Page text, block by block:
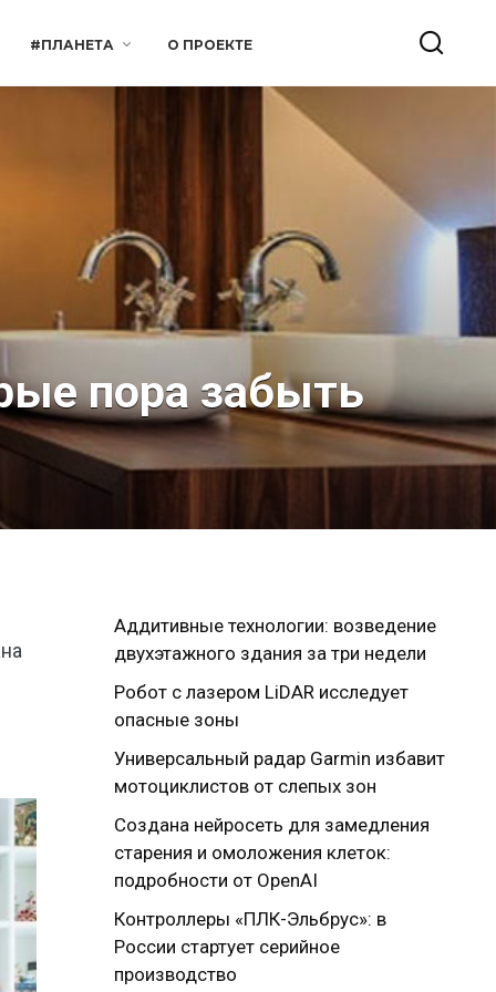
#ПЛАНЕТА О ПРОЕКТЕ
пора забыть
Аддитивные технологии: возведение
двухэтажного здания за три недели
Робот с лазером LiDAR исследует
опасные зоны
Универсальный радар Garmin избавит
мотоциклистов от слепых зон
Создана нейросеть для замедления
старения и омоложения клеток:
подробности от OpenAI
Контроллеры «ПЛК-Эльбрус»: в
России стартует серийное
производство